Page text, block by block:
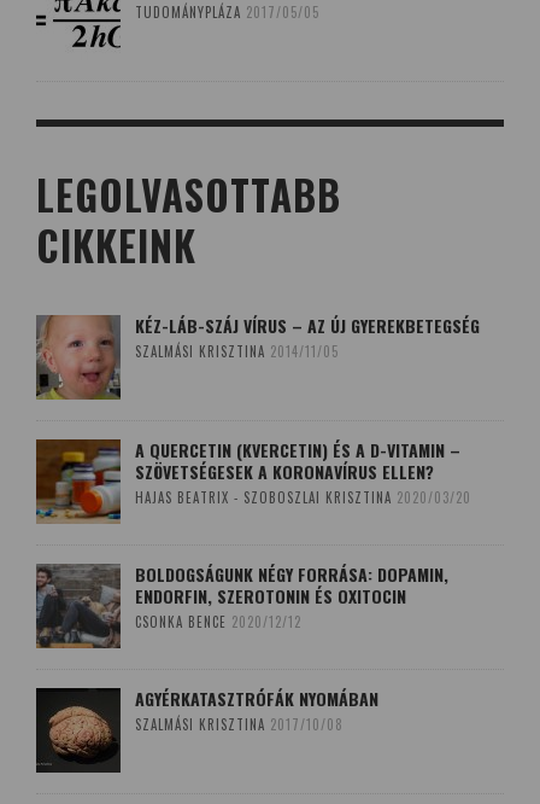
TUDOMÁNYPLÁZA 2017/05/05
LEGOLVASOTTABB
CIKKEINK
KÉZ-LÁB-SZÁJ VÍRUS – AZ ÚJ GYEREKBETEGSÉG
SZALMÁSI KRISZTINA 2014/11/05
A QUERCETIN (KVERCETIN) ÉS A D-VITAMIN –
SZÖVETSÉGESEK A KORONAVÍRUS ELLEN?
HAJAS BEATRIX - SZOBOSZLAI KRISZTINA 2020/03/20
BOLDOGSÁGUNK NÉGY FORRÁSA: DOPAMIN,
ENDORFIN, SZEROTONIN ÉS OXITOCIN
CSONKA BENCE 2020/12/12
AGYÉRKATASZTRÓFÁK NYOMÁBAN
SZALMÁSI KRISZTINA 2017/10/08